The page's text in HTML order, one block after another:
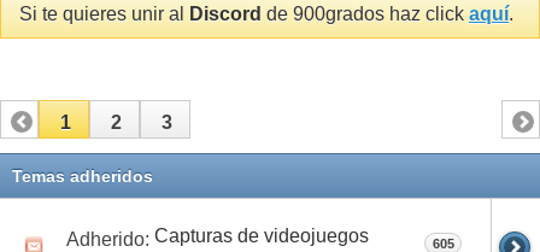
Si te quieres unir al Discord de 900grados haz click aquí.
1 2 3
Temas adheridos
Adherido: Capturas de videojuegos 605